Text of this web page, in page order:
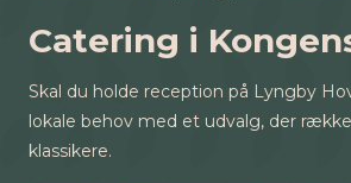
Catering i
Skal du holde reception på Lyngby
lokale behov med et udvalg, der
klassikere.